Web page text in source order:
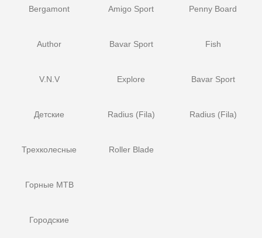
Bergamont
Author
V.N.V
Детские
Трехколесные
Горные MTB
Городские
Amigo Sport
Bavar Sport
Explore
Radius (Fila)
Roller Blade
Penny Board
Fish
Bavar Sport
Radius (Fila)